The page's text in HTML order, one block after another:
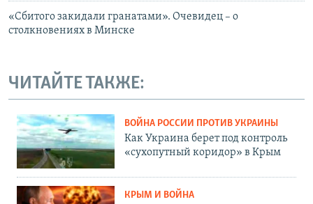
«Сбитого закидали гранатами». Очевидец – о
столкновениях в Минске
ЧИТАЙТЕ ТАКЖЕ:
ВОЙНА РОССИИ ПРОТИВ УКРАИНЫ
Как Украина берет под контроль
«сухопутный коридор» в Крым
КРЫМ И ВОЙНА